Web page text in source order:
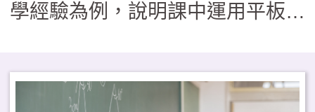
學經驗為例，說明課中運用平板、
ChatGPT、Canva、Autodraw
等）能提升學生課堂參與度，並促